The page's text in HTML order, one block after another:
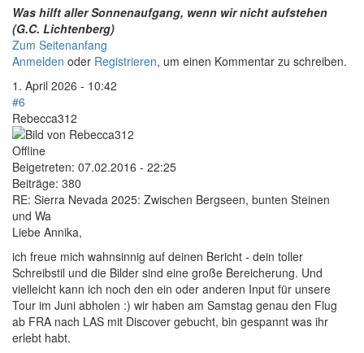
Was hilft aller Sonnenaufgang, wenn wir nicht aufstehen
(G.C. Lichtenberg)
Zum Seitenanfang
Anmelden oder Registrieren, um einen Kommentar zu schreiben.
1. April 2026 - 10:42
#6
Rebecca312
Offline
Beigetreten: 07.02.2016 - 22:25
Beiträge: 380
RE: Sierra Nevada 2025: Zwischen Bergseen, bunten Steinen
und Wa
Liebe Annika,
ich freue mich wahnsinnig auf deinen Bericht - dein toller
Schreibstil und die Bilder sind eine große Bereicherung. Und
vielleicht kann ich noch den ein oder anderen Input für unsere
Tour im Juni abholen :) wir haben am Samstag genau den Flug
ab FRA nach LAS mit Discover gebucht, bin gespannt was ihr
erlebt habt.